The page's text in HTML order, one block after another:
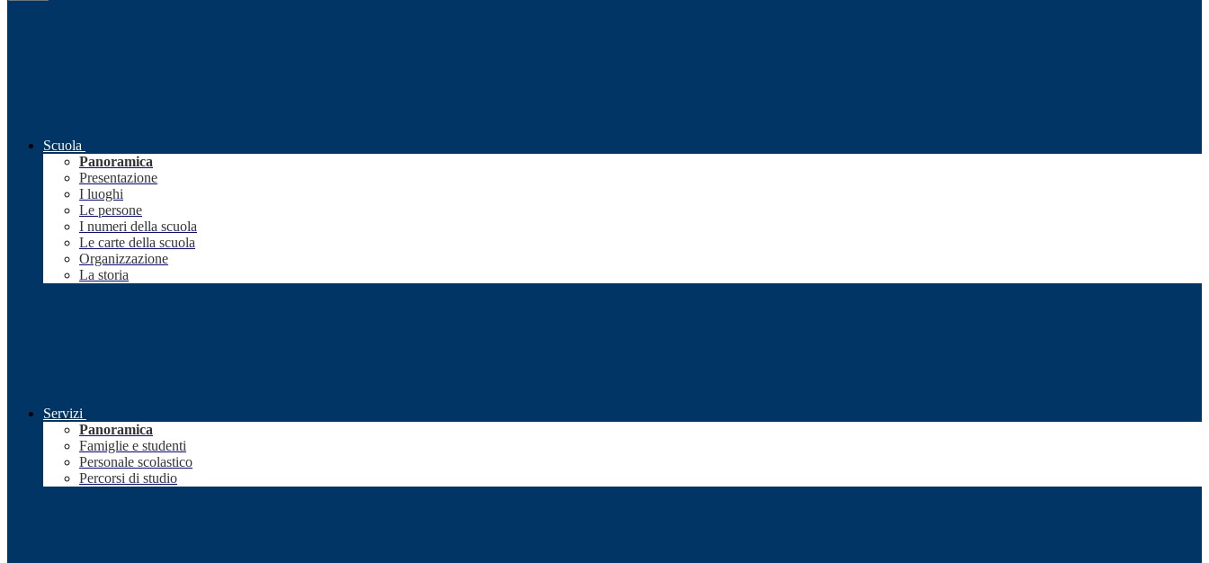
Scuola
Panoramica
Presentazione
I luoghi
Le persone
I numeri della scuola
Le carte della scuola
Organizzazione
La storia
Servizi
Panoramica
Famiglie e studenti
Personale scolastico
Percorsi di studio